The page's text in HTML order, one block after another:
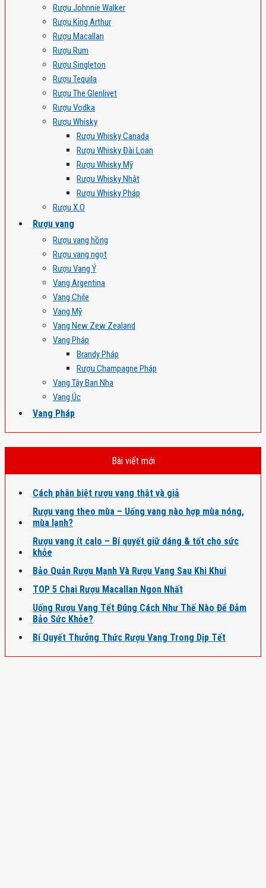
Rượu Johnnie Walker
Rượu King Arthur
Rượu Macallan
Rượu Rum
Rượu Singleton
Rượu Tequila
Rượu The Glenlivet
Rượu Vodka
Rượu Whisky
Rượu Whisky Canada
Rượu Whisky Đài Loan
Rượu Whisky Mỹ
Rượu Whisky Nhật
Rượu Whisky Pháp
Rượu X.O
Rượu vang
Rượu vang hồng
Rượu vang ngọt
Rượu Vang Ý
Vang Argentina
Vang Chile
Vang Mỹ
Vang New Zew Zealand
Vang Pháp
Brandy Pháp
Rượu Champagne Pháp
Vang Tây Ban Nha
Vang Úc
Vang Pháp
Bài viết mới
Cách phân biệt rượu vang thật và giả
Rượu vang theo mùa – Uống vang nào hợp mùa nóng,
mùa lạnh?
Rượu vang ít calo – Bí quyết giữ dáng & tốt cho sức
khỏe
Bảo Quản Rượu Mạnh Và Rượu Vang Sau Khi Khui
TOP 5 Chai Rượu Macallan Ngon Nhất
Uống Rượu Vang Tết Đúng Cách Như Thế Nào Để Đảm
Bảo Sức Khỏe?
Bí Quyết Thưởng Thức Rượu Vang Trong Dịp Tết